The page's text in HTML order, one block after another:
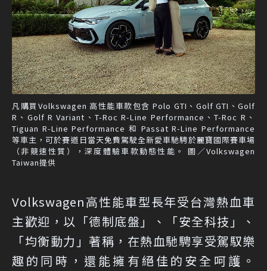
凡購買Volkswagen 高性能車款包含 Polo GTI、Golf GTI、Golf
R、Golf R Variant、T-Roc R-Line Performance、T-Roc R、
Tiguan R-Line Performance 和 Passat R-Line Performance
等車主，可於賽道日當天免費駕駛全新愛車馳騁於麗寶國際賽車場
（非競速性質），深度體驗車款動態性能。 圖／Volkswagen
Taiwan提供
Volkswagen高性能車型長年受台灣熱血車
主歡迎，以「德制底盤」、「安全科技」、
「均衡動力」著稱，在熱血馳騁享受駕馭樂
趣的同時，還能擁有絕佳的安全呵護。